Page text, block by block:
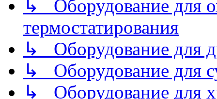
↳ Оборудование для
термостатирования
↳ Оборудование для
↳ Оборудование для
↳ Оборудование для